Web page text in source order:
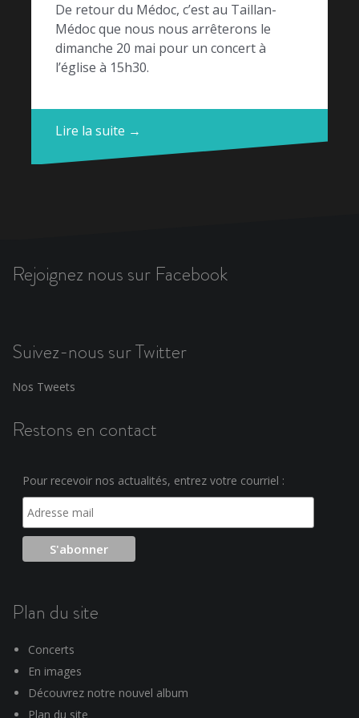
De retour du Médoc, c’est au Taillan-
Médoc que nous nous arrêterons le
dimanche 20 mai pour un concert à
l’église à 15h30.
Lire la suite →
Rejoignez nous sur Facebook
Suivez-nous sur Twitter
Nos Tweets
Restons en contact
Pour recevoir nos actualités, entrez votre courriel :
Plan du site
Concerts
En images
Découvrez notre nouvel album
Plan du site